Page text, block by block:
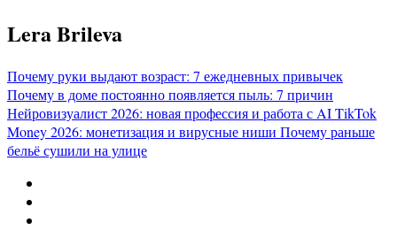
Перейти
к
Lera Brileva
Почему руки выдают возраст: 7 ежедневных привычек
Почему в доме постоянно появляется пыль: 7 причин
Нейровизуалист 2026: новая профессия и работа с AITikTok
Money 2026: монетизация и вирусные ниши Почему раньше
бельё сушили на улице